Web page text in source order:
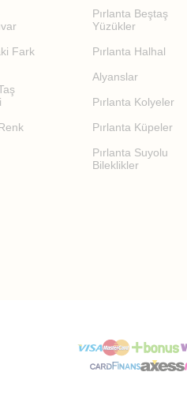
kolayca uyum sağlar.
görünüm sunar.
Nelere
Fark
Pırlanta Beştaş
Yüzükler
Pırlanta Halhal
Alyanslar
Pırlanta Kolyeler
Pırlanta Küpeler
Pırlanta Suyolu
Bileklikler